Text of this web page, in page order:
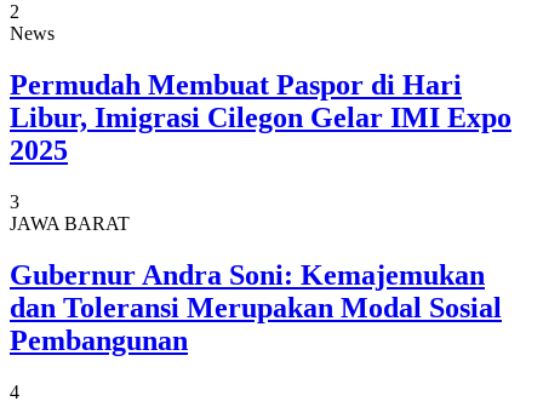
2
News
Permudah Membuat Paspor di Hari
Libur, Imigrasi Cilegon Gelar IMI Expo
2025
3
JAWA BARAT
Gubernur Andra Soni: Kemajemukan
dan Toleransi Merupakan Modal Sosial
Pembangunan
4